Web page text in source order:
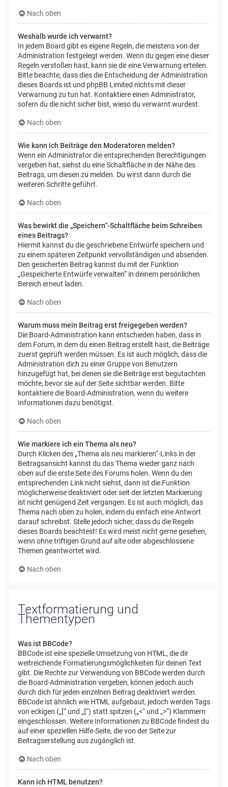
Nach oben
Weshalb wurde ich verwarnt?
In jedem Board gibt es eigene Regeln, die meistens von der
Administration festgelegt werden. Wenn du gegen eine dieser
Regeln verstoßen hast, kann sie dir eine Verwarnung erteilen.
Bitte beachte, dass dies die Entscheidung der Administration
dieses Boards ist und phpBB Limited nichts mit dieser
Verwarnung zu tun hat. Kontaktiere einen Administrator,
sofern du die nicht sicher bist, wieso du verwarnt wurdest.
Nach oben
Wie kann ich Beiträge den Moderatoren melden?
Wenn ein Administrator die entsprechenden Berechtigungen
vergeben hat, siehst du eine Schaltfläche in der Nähe des
Beitrags, um diesen zu melden. Du wirst dann durch die
weiteren Schritte geführt.
Nach oben
Was bewirkt die „Speichern“-Schaltfläche beim Schreiben
eines Beitrags?
Hiermit kannst du die geschriebene Entwürfe speichern und
zu einem späteren Zeitpunkt vervollständigen und absenden.
Den gesicherten Beitrag kannst du mit der Funktion
„Gespeicherte Entwürfe verwalten“ in deinem persönlichen
Bereich erneut laden.
Nach oben
Warum muss mein Beitrag erst freigegeben werden?
Die Board-Administration kann entschieden haben, dass in
dem Forum, in dem du einen Beitrag erstellt hast, die Beiträge
zuerst geprüft werden müssen. Es ist auch möglich, dass die
Administration dich zu einer Gruppe von Benutzern
hinzugefügt hat, bei denen sie die Beiträge erst begutachten
möchte, bevor sie auf der Seite sichtbar werden. Bitte
kontaktiere die Board-Administration, wenn du weitere
Informationen dazu benötigst.
Nach oben
Wie markiere ich ein Thema als neu?
Durch Klicken des „Thema als neu markieren“-Links in der
Beitragsansicht kannst du das Thema wieder ganz nach
oben auf die erste Seite des Forums holen. Wenn du den
entsprechenden Link nicht siehst, dann ist die Funktion
möglicherweise deaktiviert oder seit der letzten Markierung
ist nicht genügend Zeit vergangen. Es ist auch möglich, das
Thema nach oben zu holen, indem du einfach eine Antwort
darauf schreibst. Stelle jedoch sicher, dass du die Regeln
dieses Boards beachtest! Es wird meist nicht gerne gesehen,
wenn ohne triftigen Grund auf alte oder abgeschlossene
Themen geantwortet wird.
Nach oben
Textformatierung und
Thementypen
Was ist BBCode?
BBCode ist eine spezielle Umsetzung von HTML, die dir
weitreichende Formatierungsmöglichkeiten für deinen Text
gibt. Die Rechte zur Verwendung von BBCode werden durch
die Board-Administration vergeben, können jedoch auch
durch dich für jeden einzelnen Beitrag deaktiviert werden.
BBCode ist ähnlich wie HTML aufgebaut, jedoch werden Tags
von eckigen („[“ und „]“) statt spitzen („<“ und „>“) Klammern
eingeschlossen. Weitere Informationen zu BBCode findest du
auf einer speziellen Hilfe-Seite, die von der Seite zur
Beitragserstellung aus zugänglich ist.
Nach oben
Kann ich HTML benutzen?